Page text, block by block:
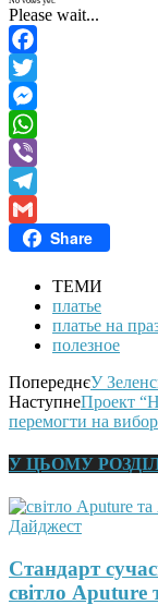
Please wait...
Facebook
Twitter
Messenger
WhatsApp
Viber
Telegram
GmailShare
ТЕМИ
платье
платье на
полезное
ПопереднєУ
НаступнеПроект
перемогти на
У ЦЬОМУ
Дайджест
Стандарт
світло